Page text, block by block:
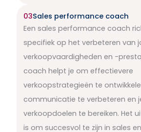
03Sales performance coach
Een sales performance coach
specifiek op het verbeteren van
verkoopvaardigheden en -
coach helpt je om effectievere
verkoopstrategieën te
communicatie te verbeteren en
verkoopdoelen te bereiken. Het
is om succesvol te zijn in sales